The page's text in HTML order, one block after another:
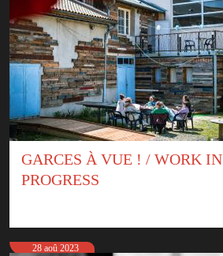
GARCES À VUE ! / WORK IN
PROGRESS
28 aoû 2023